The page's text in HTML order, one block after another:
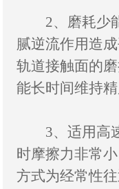
2、磨耗少能
腻逆流作用造
轨道接触面的
能长时间维持
3、适用高速
时摩擦力非常
方式为经常性